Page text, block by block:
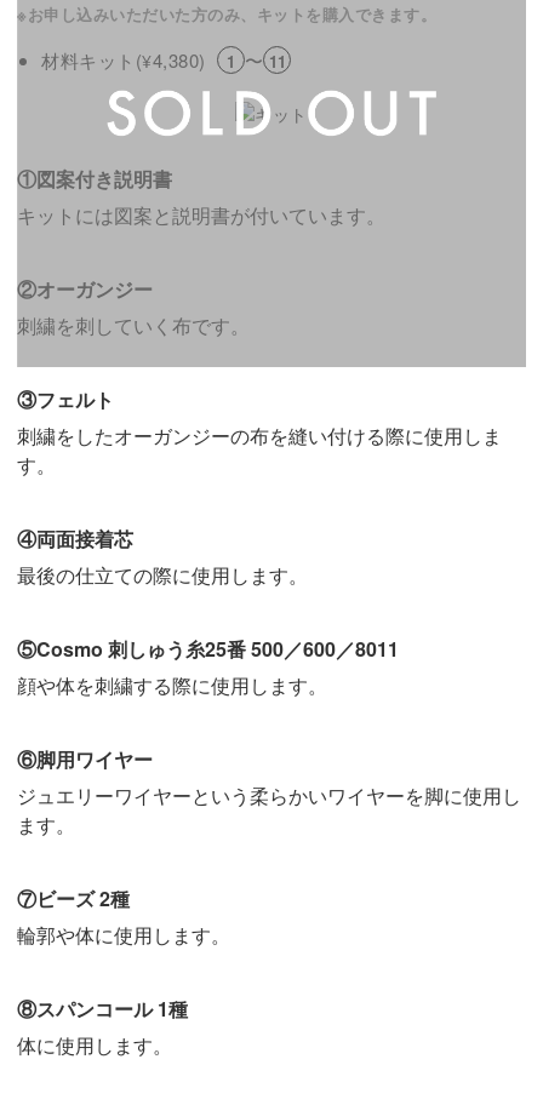
※お申し込みいただいた方のみ、キットを購入できます。
材料キット(¥4,380) 1 〜 11
①図案付き説明書
キットには図案と説明書が付いています。
②オーガンジー
刺繍を刺していく布です。
③フェルト
刺繍をしたオーガンジーの布を縫い付ける際に使用しま
す。
④両面接着芯
最後の仕立ての際に使用します。
⑤Cosmo 刺しゅう糸25番 500／600／8011
顔や体を刺繍する際に使用します。
⑥脚用ワイヤー
ジュエリーワイヤーという柔らかいワイヤーを脚に使用し
ます。
⑦ビーズ 2種
輪郭や体に使用します。
⑧スパンコール 1種
体に使用します。